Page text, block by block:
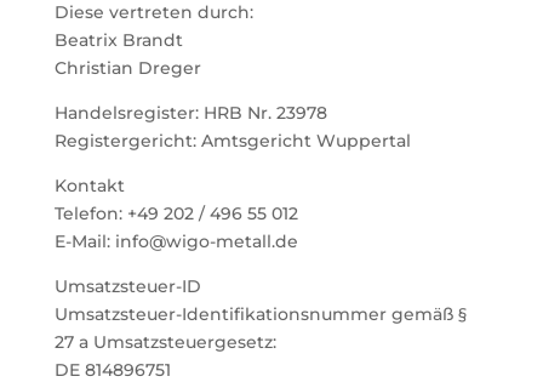
Diese vertreten durch:
Beatrix Brandt
Christian Dreger
Handelsregister: HRB Nr. 23978
Registergericht: Amtsgericht Wuppertal
Kontakt
Telefon: +49 202 / 496 55 012
E-Mail: info@wigo-metall.de
Umsatzsteuer-ID
Umsatzsteuer-Identifikationsnummer gemäß §
27 a Umsatzsteuergesetz:
DE 814896751